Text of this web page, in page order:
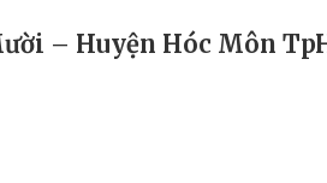
– Huyện Hóc Môn